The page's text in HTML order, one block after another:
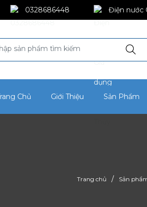
0328686448 Điện nước
Chủ Giới Thiệu Sản Phẩm
Trang chủ / Sản